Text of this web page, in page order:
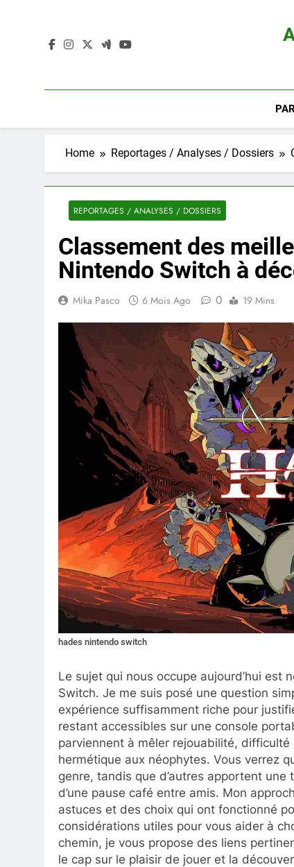
Home Reportages / Analyses / Dossiers
REPORTAGES / ANALYSES / DOSSIERS
Classement des
Nintendo Switch à
Mika Pasco 6 Mois Ago 0 19 Mins
hades nintendo switch
Le sujet qui nous occupe aujourd’hui est
Switch. Je me suis posé une question
expérience suffisamment riche pour
restant accessibles sur une console
parviennent à mêler rejouabilité,
hermétique aux néophytes. Vous verrez
genre, tandis que d’autres apportent
d’une pause café entre amis. Mon
astuces et des choix qui ont fonctionné
considérations utiles pour vous aider à
chemin, je vous propose des liens
le cap sur le plaisir de jouer et la